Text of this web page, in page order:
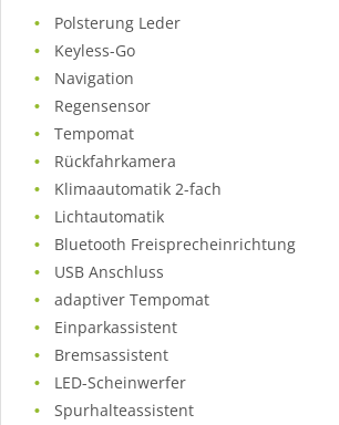
Polsterung Leder
Keyless-Go
Navigation
Regensensor
Tempomat
Rückfahrkamera
Klimaautomatik 2-fach
Lichtautomatik
Bluetooth Freisprecheinrichtung
USB Anschluss
adaptiver Tempomat
Einparkassistent
Bremsassistent
LED-Scheinwerfer
Spurhalteassistent